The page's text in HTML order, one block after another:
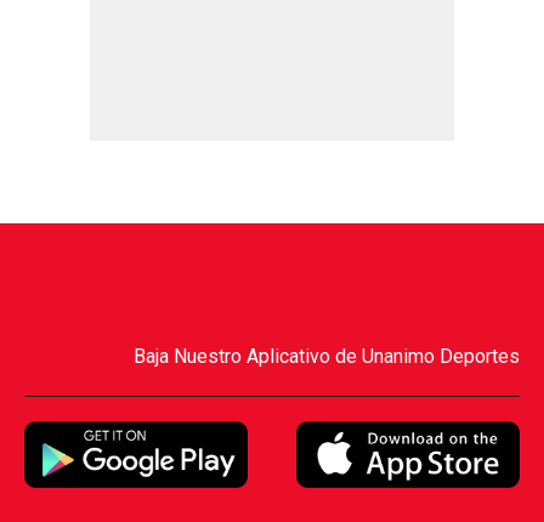
Baja Nuestro Aplicativo de Unanimo Deportes